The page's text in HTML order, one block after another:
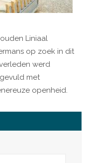
Liniaal
op zoek in dit
werd
met
openheid.